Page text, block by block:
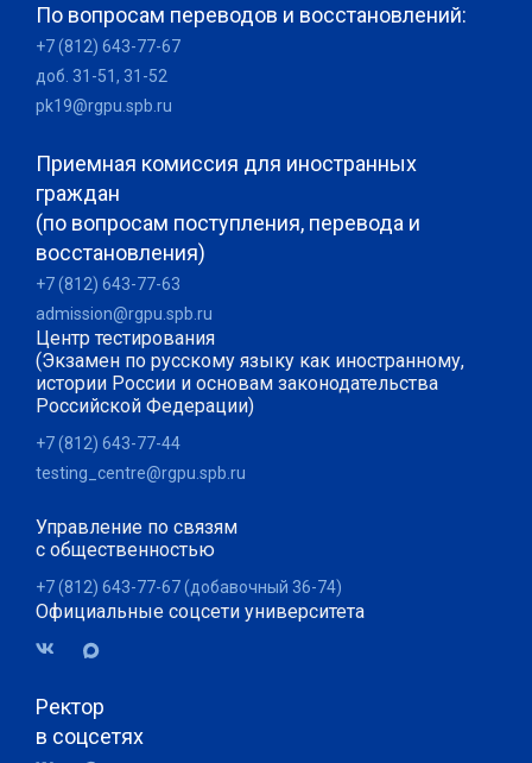
По вопросам переводов и восстановлений:
+7 (812) 643-77-67
доб. 31-51, 31-52
pk19@rgpu.spb.ru
Приемная комиссия для иностранных
граждан
(по вопросам поступления, перевода и
восстановления)
+7 (812) 643-77-63
admission@rgpu.spb.ru
Центр тестирования
(Экзамен по русскому языку как иностранному,
истории России и основам законодательства
Российской Федерации)
+7 (812) 643-77-44
testing_centre@rgpu.spb.ru
Управление по связям
с общественностью
+7 (812) 643-77-67 (добавочный 36-74)
Официальные соцсети университета
Ректор
в соцсетях